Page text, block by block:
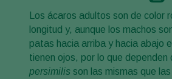
Los ácaros adultos son de
longitud y, aunque los machos
patas hacia arriba y hacia abajo
tienen ojos, por lo que
persimilis son las mismas que